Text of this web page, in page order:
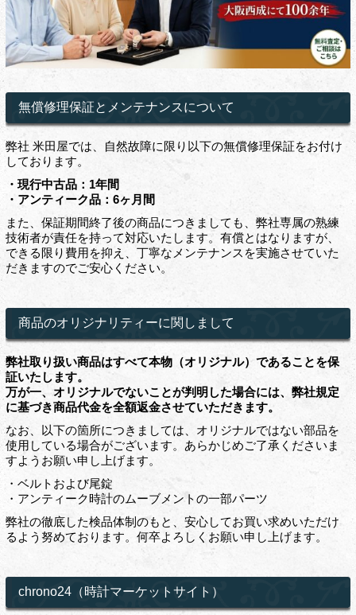
無償修理保証とメンテナンスについて
弊社 米田屋では、自然故障に限り以下の無償修理保証をお付け
しております。
・現行中古品：1年間
・アンティーク品：6ヶ月間
また、保証期間終了後の商品につきましても、弊社専属の熟練
技術者が責任を持って対応いたします。有償とはなりますが、
できる限り費用を抑え、丁寧なメンテナンスを実施させていた
だきますのでご安心ください。
商品のオリジナリティーに関しまして
弊社取り扱い商品はすべて本物（オリジナル）であることを保
証いたします。
万が一、オリジナルでないことが判明した場合には、弊社規定
に基づき商品代金を全額返金させていただきます。
なお、以下の箇所につきましては、オリジナルではない部品を
使用している場合がございます。あらかじめご了承くださいま
すようお願い申し上げます。
・ベルトおよび尾錠
・アンティーク時計のムーブメントの一部パーツ
弊社の徹底した検品体制のもと、安心してお買い求めいただけ
るよう努めております。何卒よろしくお願い申し上げます。
chrono24（時計マーケットサイト）